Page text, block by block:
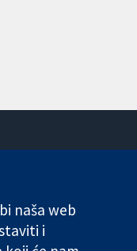
Novosti
naša web
i